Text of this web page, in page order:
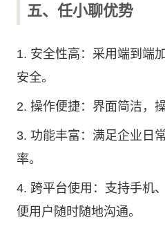
五、任小聊优势
1. 安全性高：采用端到端
安全。
2. 操作便捷：界面简洁，
3. 功能丰富：满足企业日
率。
4. 跨平台使用：支持手机
便用户随时随地沟通。